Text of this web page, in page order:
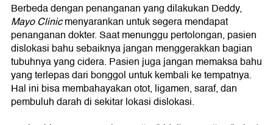
Berbeda dengan penanganan yang dilakukan Deddy,
Mayo Clinicmenyarankan untuk segera mendapat
penanganan dokter. Saat menunggu pertolongan, pasien
dislokasi bahu sebaiknya jangan menggerakkan bagian
tubuhnya yang cidera. Pasien juga jangan memaksa bahu
yang terlepas dari bonggol untuk kembali ke tempatnya.
Hal ini bisa membahayakan otot, ligamen, saraf, dan
pembuluh darah di sekitar lokasi dislokasi.